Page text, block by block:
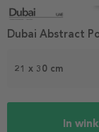
1
21 x 30 cm
In
Dubai Abstract